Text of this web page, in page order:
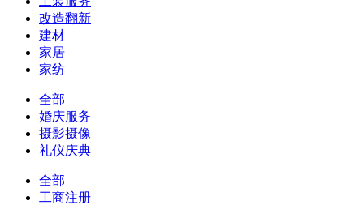
改造翻新
建材
家居
家纺
全部
婚庆服务
摄影摄像
礼仪庆典
全部
工商注册